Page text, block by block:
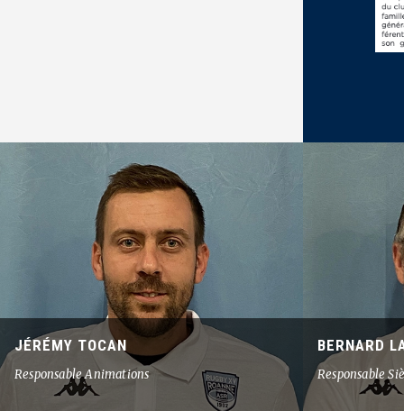
JÉRÉMY TOCAN
Responsable Animations
BERNARD
Responsable